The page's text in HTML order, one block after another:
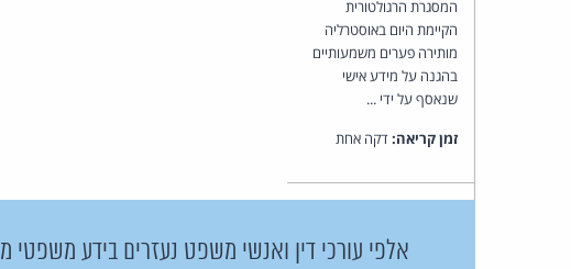
המסגרת הרגולטורית
הקיימת היום באוסטרליה
מותירה פערים משמעותיים
בהגנה על מידע אישי
שנאסף על ידי ...
זמן קריאה:דקה אחת
אלפי עורכי דין ואנשי משפט נעזרים בידע משפטי